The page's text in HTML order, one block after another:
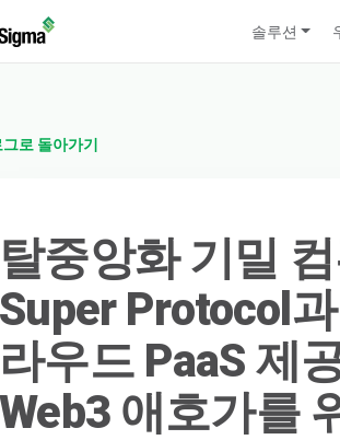
솔루션
로 돌아가기
탈중앙화 기밀
Super Protocol
라우드 PaaS 제
Web3 애호가를